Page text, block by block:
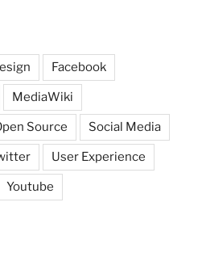
Facebook
MediaWiki
Source Social Media
User Experience
Youtube